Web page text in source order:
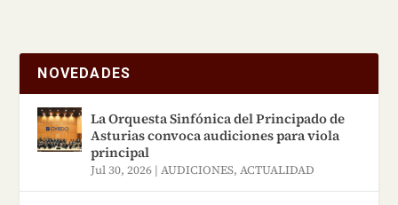
ilustre carrera se jubiló
preciado legado al cuidado
de sus estimados colegas.
A pesar de su jubilación,
Mauro Lucini sigue
NOVEDADES
La Orquesta Sinfónica del Principado de
Asturias convoca audiciones para viola
principal
Jul 30, 2026 |AUDICIONES,ACTUALIDAD